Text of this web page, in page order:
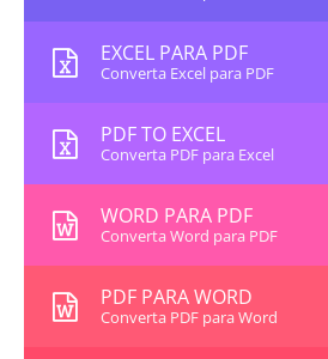
EXCEL PARA PDF
Converta Excel para PDF
PDF TO EXCEL
Converta PDF para Excel
WORD PARA PDF
Converta Word para PDF
PDF PARA WORD
Converta PDF para Word